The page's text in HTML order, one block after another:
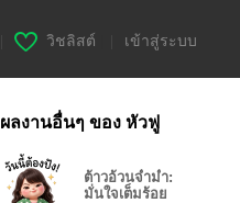
วิชลิสต์ เข้าสู่ระบบ
ผลงานอื่นๆ ของ หัวฟู
ต้าวอ้วนจ่ำม่ำ:
มั่นใจเต็มร้อย